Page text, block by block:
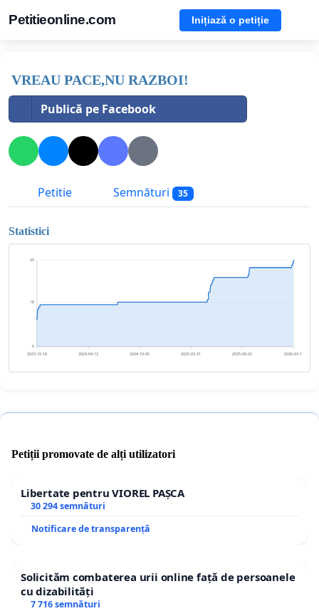
Petitieonline.com Inițiază o petiție
VREAU PACE,NU RAZBOI!
Publică pe Facebook
Petitie Semnături 35
Statistici
0
18
35
2023-10-18 2024-04-12 2024-10-05 2025-03-31 2025-09-23 2026-03-19
Petiții promovate de alți utilizatori
Libertate pentru VIOREL PAȘCA
30 294 semnături
Notificare de transparență
Solicităm combaterea urii online față de persoanele
cu dizabilități
7 716 semnături